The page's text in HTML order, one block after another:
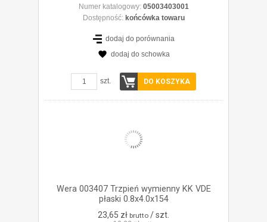
Numer katalogowy: 05003403001
Dostępność: końcówka towaru
dodaj do porównania
dodaj do schowka
szt. DO KOSZYKA
Wera 003407 Trzpień wymienny KK VDE
płaski 0.8x4.0x154
23,65 zł brutto / szt.